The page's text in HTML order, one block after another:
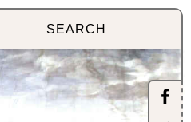
SEARCH